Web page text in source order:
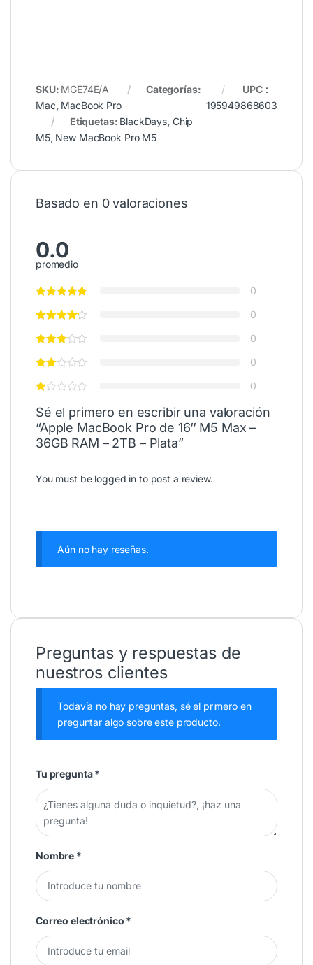
SKU: MGE74E/A
Categorías:
Mac, MacBook Pro
Etiquetas: BlackDays, Chip
M5, New MacBook Pro M5
UPC :
195949868603
Basado en 0 valoraciones
0.0
promedio
0
0
0
0
0
Sé el primero en escribir una valoración
“Apple MacBook Pro de 16″ M5 Max –
36GB RAM – 2TB – Plata”
You must be logged in to post a review.
Aún no hay reseñas.
Preguntas y respuestas de
nuestros clientes
Todavía no hay preguntas, sé el primero en
preguntar algo sobre este producto.
Tu pregunta*
Nombre *
Correo electrónico *